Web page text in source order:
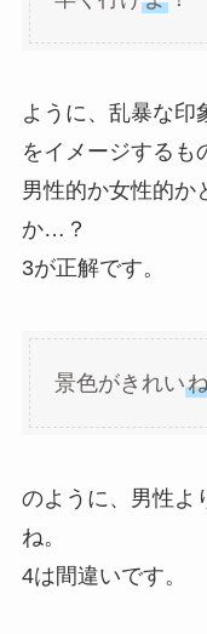
ように、乱暴な印
をイメージするも
男性的か女性的か
か…？
3が正解です。
景色がきれい
のように、男性よ
ね。
4は間違いです。